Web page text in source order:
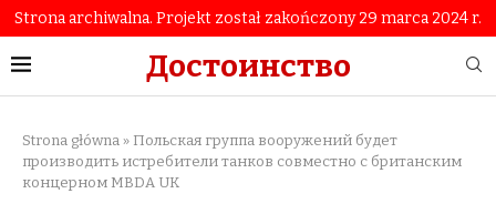
Strona archiwalna. Projekt został zakończony 29 marca 2024 r.
Достоинство
Strona główna » Польская группа вооружений будет
производить истребители танков совместно с британским
концерном MBDA UK